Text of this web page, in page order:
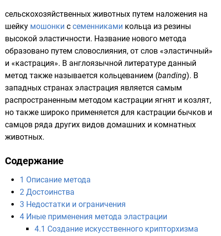
сельскохозяйственных животных путем наложения на
шейку мошонки с семенниками кольца из резины
высокой эластичности. Название нового метода
образовано путем cловослияния, от слов «эластичный»
и «кастрация». В англоязычной литературе данный
метод также называется кольцеванием (banding). В
западных странах эластрация является самым
распространенным методом кастрации ягнят и козлят,
но также широко применяется для кастрации бычков и
самцов ряда других видов домашних и комнатных
животных.
Содержание
1 Описание метода
2 Достоинства
3 Недостатки и ограничения
4 Иные применения метода эластрации
4.1 Создание искусственного крипторхизма